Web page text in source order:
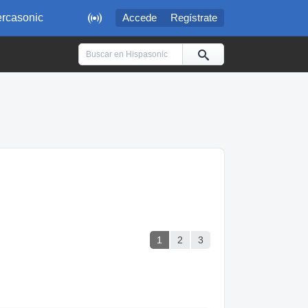
 Accede Regístrate
1 2 3